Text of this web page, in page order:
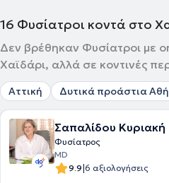
16 Φυσίατροι κοντά στο
Δεν βρέθηκαν Φυσίατροι με
Χαϊδάρι, αλλά σε κοντινές
Αττική Δυτικά προάστια
Σαπαλίδου Κυριακή
Φυσίατρος
MD
9.9|6 αξιολογήσεις